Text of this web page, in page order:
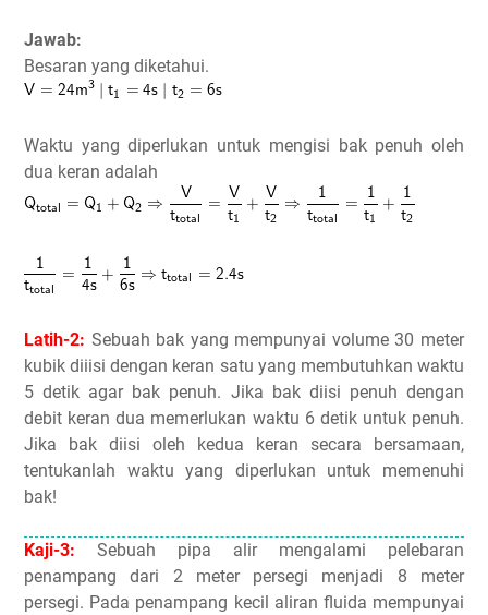
Jawab:
Besaran yang diketahui.
Waktu yang diperlukan untuk mengisi bak penuh oleh
dua keran adalah
Latih-2: Sebuah bak yang mempunyai volume 30 meter
kubik diiisi dengan keran satu yang membutuhkan waktu
5 detik agar bak penuh. Jika bak diisi penuh dengan
debit keran dua memerlukan waktu 6 detik untuk penuh.
Jika bak diisi oleh kedua keran secara bersamaan,
tentukanlah waktu yang diperlukan untuk memenuhi
bak!
Kaji-3: Sebuah pipa alir mengalami pelebaran
penampang dari 2 meter persegi menjadi 8 meter
persegi. Pada penampang kecil aliran fluida mempunyai